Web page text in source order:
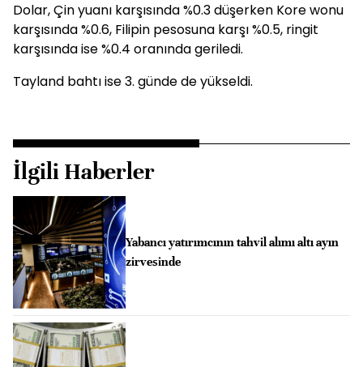
Dolar, Çin yuanı karşısında %0.3 düşerken Kore wonu
karşısında %0.6, Filipin pesosuna karşı %0.5, ringit
karşısında ise %0.4 oranında geriledi.
Tayland bahtı ise 3. günde de yükseldi.
İlgili Haberler
Yabancı yatırımcının tahvil alımı altı ayın
zirvesinde